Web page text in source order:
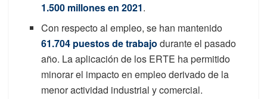
1.500 millones en 2021.
Con respecto al empleo, se han mantenido
61.704 puestos de trabajo durante el pasado
año. La aplicación de los ERTE ha permitido
minorar el impacto en empleo derivado de la
menor actividad industrial y comercial.